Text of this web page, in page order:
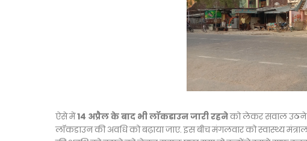
ऐसे में14 अप्रैल के बाद भी लॉकडाउन जारी रहनेको लेकर सवाल उठने
लॉकडाउन की अवधि को बढ़ाया जाए. इस बीच मंगलवार को स्वास्थ्य